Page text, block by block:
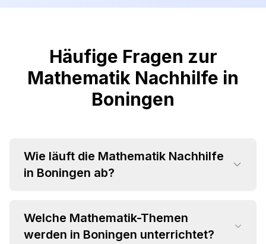
Häufige Fragen zur
Mathematik Nachhilfe in
Boningen
Wie läuft die Mathematik Nachhilfe
in Boningen ab?
Welche Mathematik-Themen
werden in Boningen unterrichtet?